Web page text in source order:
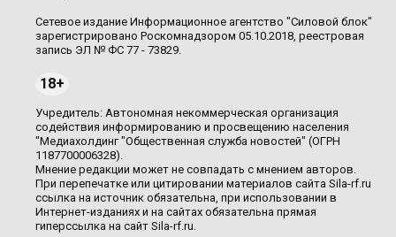
Сетевое издание Информационное агентство "Силовой блок"
зарегистрировано Роскомнадзором 05.10.2018, реестровая
запись ЭЛ № ФС 77 - 73829.
18+
Учредитель: Автономная некоммерческая организация
содействия информированию и просвещению населения
"Медиахолдинг "Общественная служба новостей" (ОГРН
1187700006328).
Мнение редакции может не совпадать с мнением авторов.
При перепечатке или цитировании материалов сайта Sila-rf.ru
ссылка на источник обязательна, при использовании в
Интернет-изданиях и на сайтах обязательна прямая
гиперссылка на сайт Sila-rf.ru.